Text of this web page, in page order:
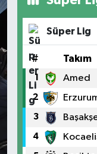
Süper Lig
# Takım
1 Amed
2
3
4